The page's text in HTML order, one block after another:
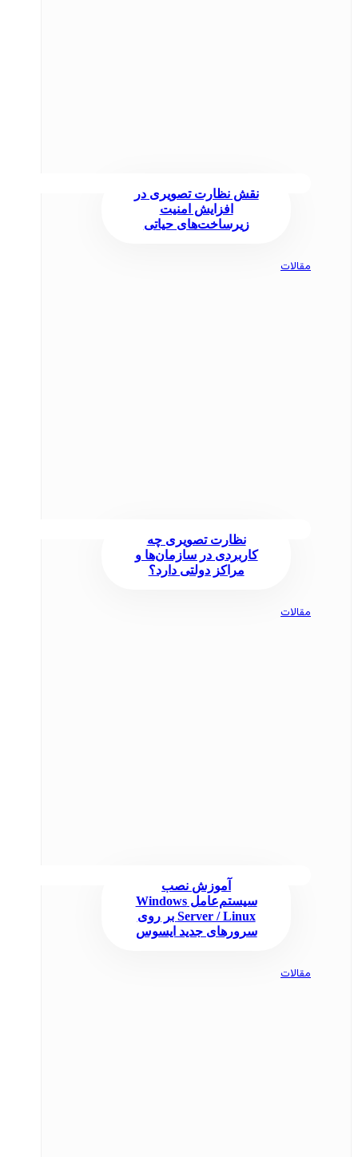
نقش نظارت تصویری در
افزایش امنیت
زیرساخت‌های حیاتی
مقالات
نظارت تصویری چه
کاربردی در سازمان‌ها و
مراکز دولتی دارد؟
مقالات
آموزش نصب
سیستم‌عامل Windows
Server / Linux بر روی
سرورهای جدید ایسوس
مقالات